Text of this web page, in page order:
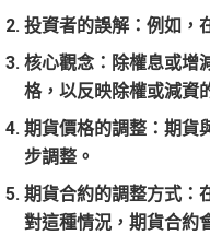
投資者的誤解 ：例如
核心觀念 ：除權息或
格，以反映除權或減資
期貨價格的調整 ：期
步調整。
期貨合約的調整方式 ：
對這種情況，期貨合約